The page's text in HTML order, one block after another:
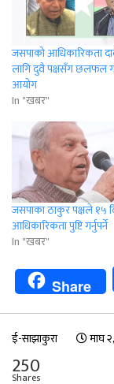
जसपाको आधिकारिकता
लागि दुवै पक्षसँग छलफल
आयोग
In "खबर"
जसपाका ठाकुर पक्षले १५
आधिकारिकता पुष्टि गर्नुपर्ने
In "खबर"
Share
ई-साझाकुरा माघ
250
Shares